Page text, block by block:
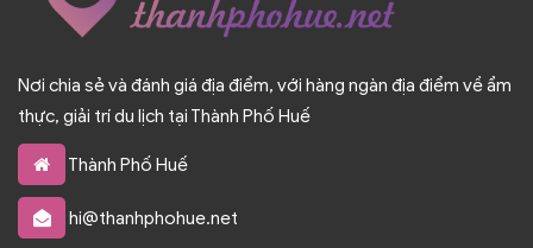
Nơi chia sẻ và đánh giá địa điểm, với hàng ngàn địa điểm về ẩm
thực, giải trí du lịch tại Thành Phố Huế
Thành Phố Huế
hi@thanhphohue.net